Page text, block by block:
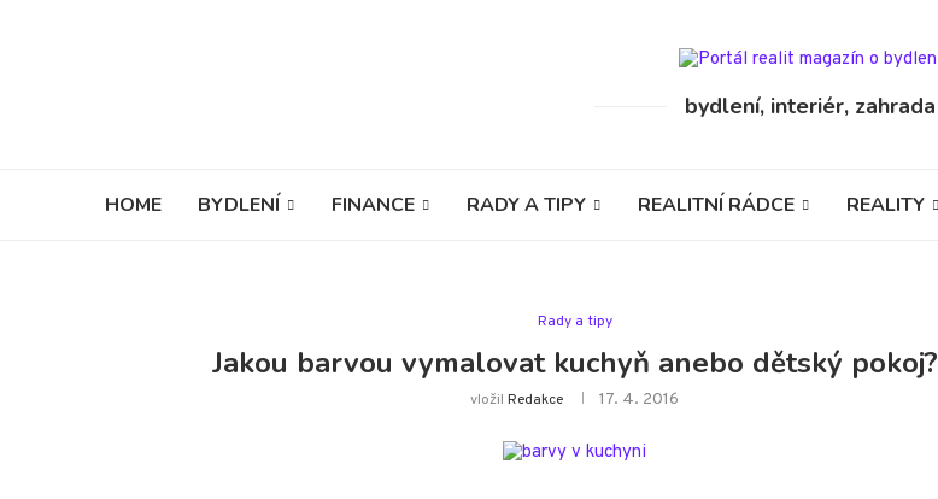
bydlení, interiér, zahrada
HOME BYDLENÍ FINANCE RADY A TIPY REALITNÍ RÁDCE REALITY
Rady a tipy
Jakou barvou vymalovat kuchyň anebo dětský pokoj?
vložilRedakce 17. 4. 2016